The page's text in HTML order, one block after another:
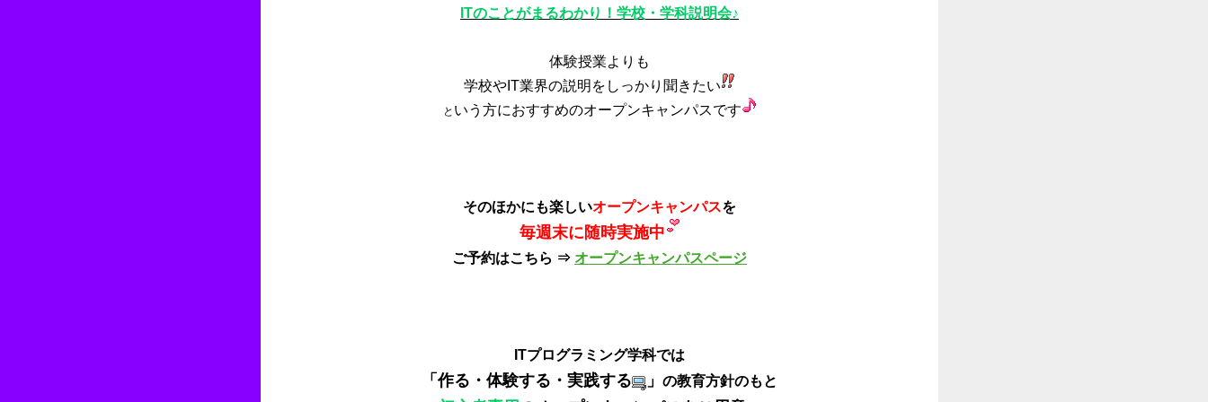
ITのことがまるわかり！ 学校・学科説明会♪
体験授業よりも
学校やIT業界の説明をしっかり聞きたい
と いう方におすすめのオープンキャンパスです
そのほかにも楽しいオープンキャンパスを
毎週末に随時実施中
ご予約はこちら ⇒ オープンキャンパスページ
ITプログラミング学科では
「作る・体験する・実践する 」 の教育方針のもと